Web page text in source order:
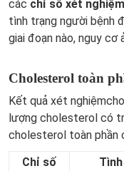
các chỉ số xét
tình trạng người bệnh
giai đoạn nào, nguy
Cholesterol toàn
Kết quả xét
lượng cholesterol có
cholesterol toàn phần
Chỉ số